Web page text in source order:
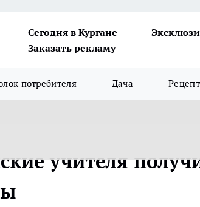
Сегодня в Кургане
Заказать рекламу
потребителя Дача
учителя